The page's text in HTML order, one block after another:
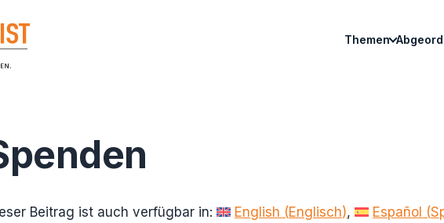
Themen
Beitrag ist auch verfügbar in: English (Englisch) Español (